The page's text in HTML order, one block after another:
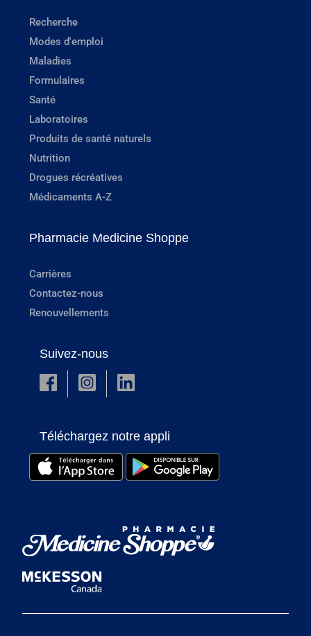
Recherche
Modes d'emploi
Maladies
Formulaires
Santé
Laboratoires
Produits de santé naturels
Nutrition
Drogues récréatives
Médicaments A-Z
Pharmacie Medicine Shoppe
Carrières
Contactez-nous
Renouvellements
Suivez-nous
Téléchargez notre appli